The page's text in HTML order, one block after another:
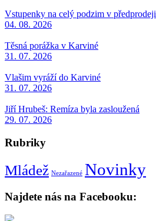
Vstupenky na celý podzim v předprodeji
04. 08. 2026
Těsná porážka v Karviné
31. 07. 2026
Vlašim vyráží do Karviné
31. 07. 2026
Jiří Hrubeš: Remíza byla zasloužená
29. 07. 2026
Rubriky
Mládež Nezařazené Novinky
Najdete nás na Facebooku: